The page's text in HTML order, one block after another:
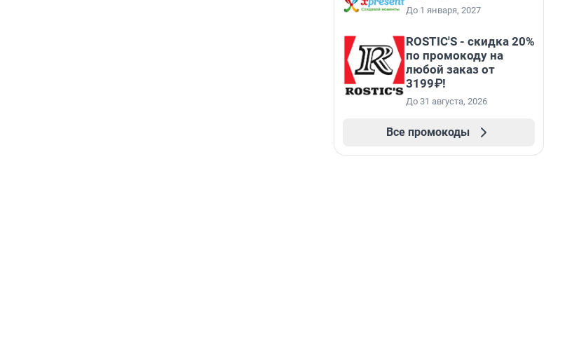
До 1 января, 2027
ROSTIC'S - скидка 20%
по промокоду на
любой заказ от
3199₽!
До 31 августа, 2026
Все промокоды